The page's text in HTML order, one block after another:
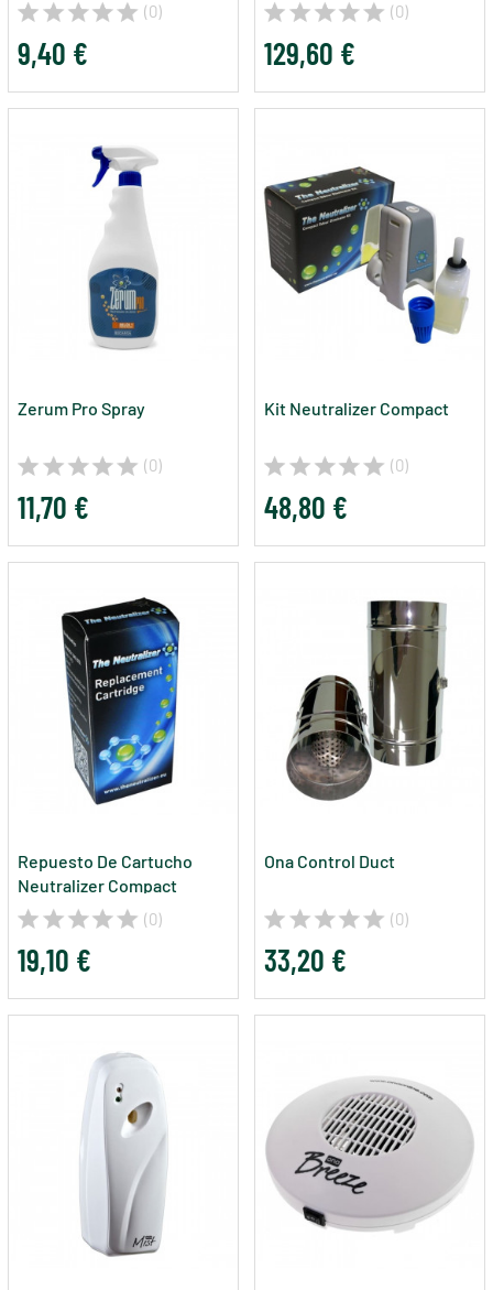
(0)
9,40 €
(0)
129,60 €
Zerum Pro Spray
(0)
11,70 €
Kit Neutralizer Compact
(0)
48,80 €
Repuesto De Cartucho
Neutralizer Compact
(0)
19,10 €
Ona Control Duct
(0)
33,20 €